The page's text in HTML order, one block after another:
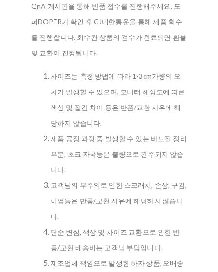
QnA 게시판을 통해 반품 접수를 진행해주세요, 도
퍼DOPER가 확인 후 CJ대한통운을 통해 제품 회수
를 진행합니다. 회수된 상품의 검수가 완료되면 환불
및 교환이 진행됩니다.
사이즈는 측정 방법에 따라 1-3cm가량의 오
차가 발생할 수 있으며, 모니터 해상도에 따른
색상 및 질감 차이 등은 반품/교환 사유에 해
당하지 않습니다.
제품 공정 과정 중 발생할 수 있는 바느질 정리
부분, 초크 자국등은 불량으로 간주되지 않습
니다.
고객님의 부주의로 인한 스크래치, 손상, 구김,
이염등은 반품/교환 사유에 해당하지 않습니
다.
단순 변심, 색상 및 사이즈 교환으로 인한 반
품/교환 배송비는 고객님 부담입니다.
제조업체 책임으로 발생한 하자 상품, 오배송